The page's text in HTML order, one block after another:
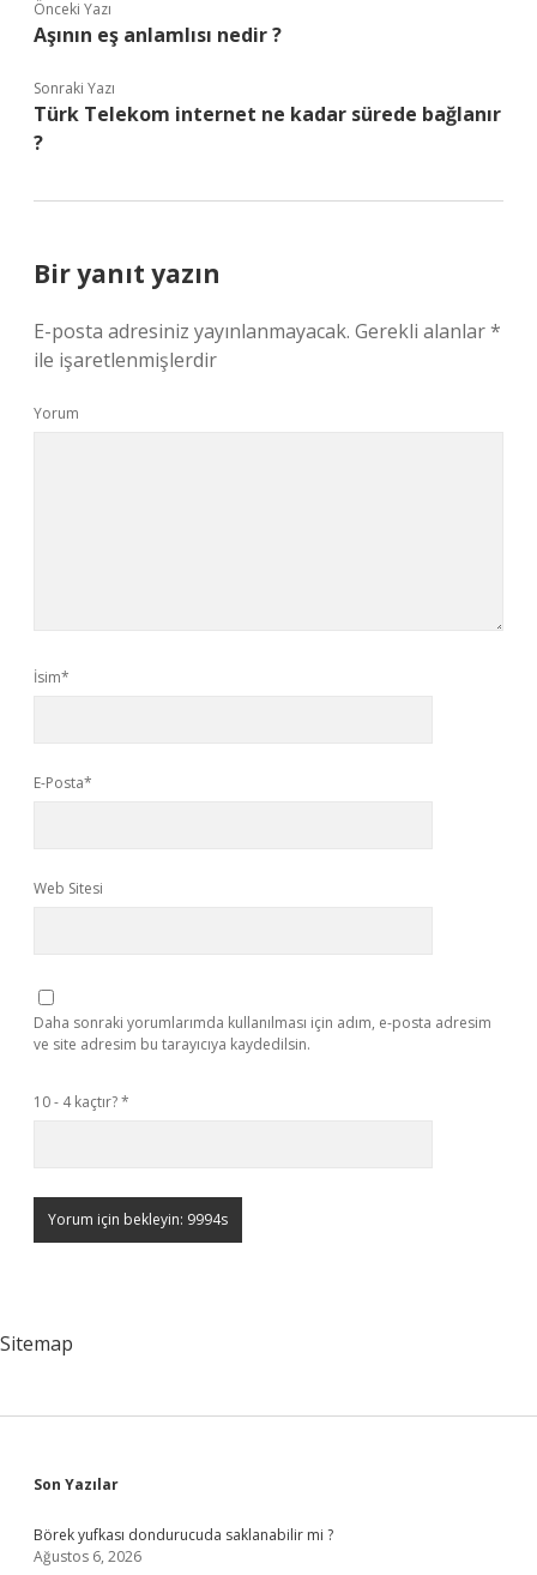
Önceki Yazı
Aşının eş anlamlısı nedir ?
Sonraki Yazı
Türk Telekom internet ne kadar sürede bağlanır
?
Bir yanıt yazın
E-posta adresiniz yayınlanmayacak. Gerekli alanlar*
ile işaretlenmişlerdir
Yorum
İsim*
E-Posta*
Web Sitesi
Daha sonraki yorumlarımda kullanılması için adım, e-posta adresim
ve site adresim bu tarayıcıya kaydedilsin.
10 - 4 kaçtır?*
Sitemap
Sidebar
Son Yazılar
Börek yufkası dondurucuda saklanabilir mi ?
Ağustos 6, 2026